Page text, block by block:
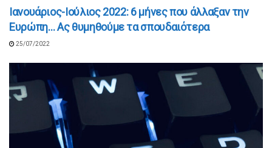
Ιανουάριος-Ιούλιος 2022: 6 μήνες που άλλαξαν την
Ευρώπη… Ας θυμηθούμε τα σπουδαιότερα
25/07/2022